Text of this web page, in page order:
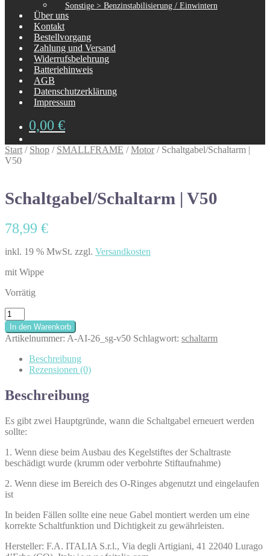
Sonstige > Benzinstabilisierung / Einwintern
Über uns
Kontakt
Bestellvorgang
Zahlung und Versand
Widerrufsbelehrung
Batteriehinweis
AGB
Datenschutzerklärung
Impressum
0,00 €
Start / Shop / SMALLFRAME /Motor/ Schaltgabel/Schaltarm |
V50
Schaltgabel/Schaltarm | V50
78,99 €
inkl. 19 % MwSt. zzgl. Versandkosten
mit Wippe
Vorrätig
Schaltgabel/Schaltarm
|
V50
Menge
In den Warenkorb
Artikelnummer: A-AI-26_sg-v50 Schlagwort: schaltarm
Beschreibung
Rezensionen (0)
Beschreibung
Es gibt zwei Hauptgründe, wann die Schaltgabel erneuert werden
sollte:
1. Wenn diese beim Ausbau des Kegelstiftes der Schaltraste
beschädigt wurde (krumm oder verbohrte Stiftaufnahme)
2. Wenn diese im Bereich des O-Ringes abgenutzt und eingelaufen
ist
In beiden Fällen sollte eine neue Gabel montiert werden um eine
korrekte Schaltfunktion und Dichtigkeit zu gewährleisten.
Hersteller: F.A. ITALIA S.r.l., Via degli Artigiani, 41 22040 Lurago